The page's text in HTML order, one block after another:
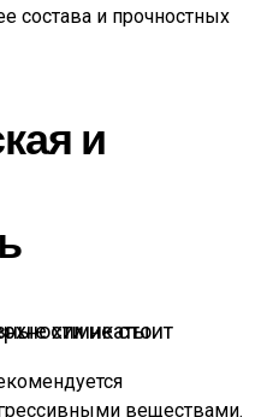
состава и прочностных
и
агрессивные химикаты
веществами.